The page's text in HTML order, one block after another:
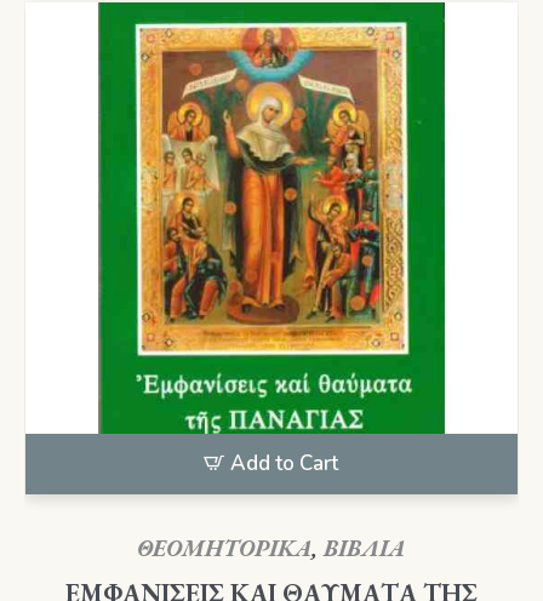
Add to Cart
ΘΕΟΜΗΤΟΡΙΚΑ,ΒΙΒΛΙΑ
ΕΜΦΑΝΙΣΕΙΣ ΚΑΙ ΘΑΥΜΑΤΑ ΤΗΣ